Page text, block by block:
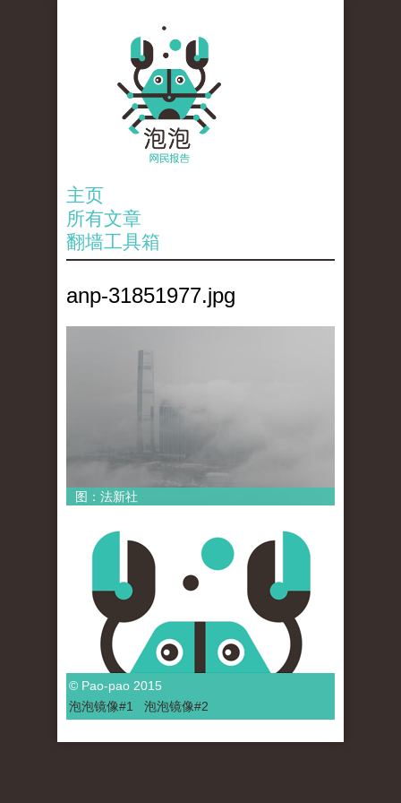
主页
所有文章
翻墙工具箱
anp-31851977.jpg
图：法新社
© Pao-pao 2015
泡泡镜像#1 泡泡镜像#2